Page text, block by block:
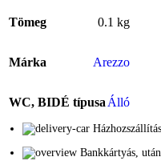
Tömeg 0.1 kg
Márka Arezzo
WC, BIDÉ típusa Álló
Bankkártyás,